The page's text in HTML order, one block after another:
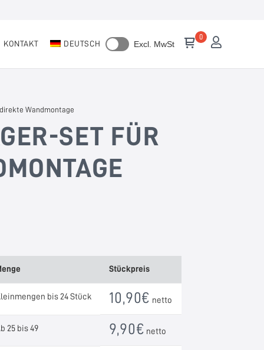
KONTAKT DEUTSCH Excl. MwSt
Wandmontage
SET FÜR
Stückpreis
bis 24 Stück 10,90€ netto
25 bis 49 9,90€ netto